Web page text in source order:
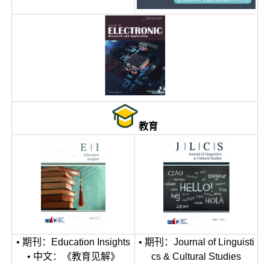
教育
• 期刊：Education Insights
• 中文：《教育见解》
• 期刊：Journal of Linguisti
cs & Cultural Studies